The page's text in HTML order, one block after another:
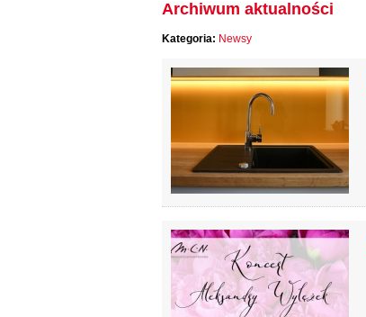
Archiwum aktualności
Kategoria: Newsy